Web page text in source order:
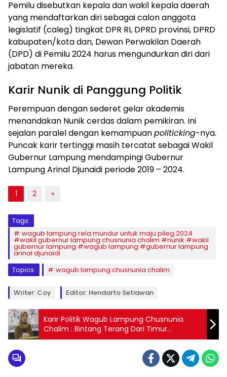
Pemilu disebutkan kepala dan wakil kepala daerah
yang mendaftarkan diri sebagai calon anggota
legislatif (caleg) tingkat DPR RI, DPRD provinsi, DPRD
kabupaten/kota dan, Dewan Perwakilan Daerah
(DPD) di Pemilu 2024 harus mengundurkan diri dari
jabatan mereka.
Karir Nunik di Panggung Politik
Perempuan dengan sederet gelar akademis
menandakan Nunik cerdas dalam pemikiran. Ini
sejalan paralel dengan kemampuanpoliticking-nya.
Puncak karir tertinggi masih tercatat sebagai Wakil
Gubernur Lampung mendampingi Gubernur
Lampung Arinal Djunaidi periode 2019 – 2024.
1 2 »
Tags:
wagub lampung rela mundur untuk maju pileg 2024
#wakil gubernur lampung chusnunia chalim #nunik #wakil
gubernur lampung #wagub lampung #gubernur lampung
arinal djunaidi
Topics:
wagub lampung chusnunia chalim
Writer: Coy Editor: Hendarto Setiawan
Karir Politik Wagub Lampung Chusnunia
Chalim : Bintang Terang Dari Timur
Lampung